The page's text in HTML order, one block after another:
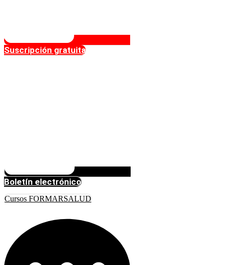
Suscripción gratuita
Boletín electrónico
Cursos FORMARSALUD